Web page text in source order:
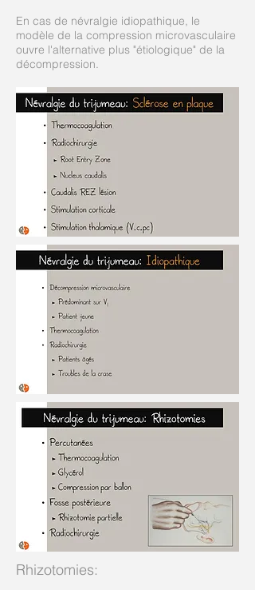
En cas de névralgie idiopathique, le
modèle de la compression microvasculaire
ouvre l'alternative plus "étiologique" de la
décompression.
Rhizotomies: